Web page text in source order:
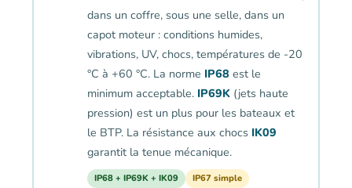
dans un coffre, sous une selle, dans un
capot moteur : conditions humides,
vibrations, UV, chocs, températures de -20
°C à +60 °C. La norme IP68est le
minimum acceptable. IP69K(jets haute
pression) est un plus pour les bateaux et
le BTP. La résistance aux chocs IK09
garantit la tenue mécanique.
IP68 + IP69K + IK09
IP67 simple